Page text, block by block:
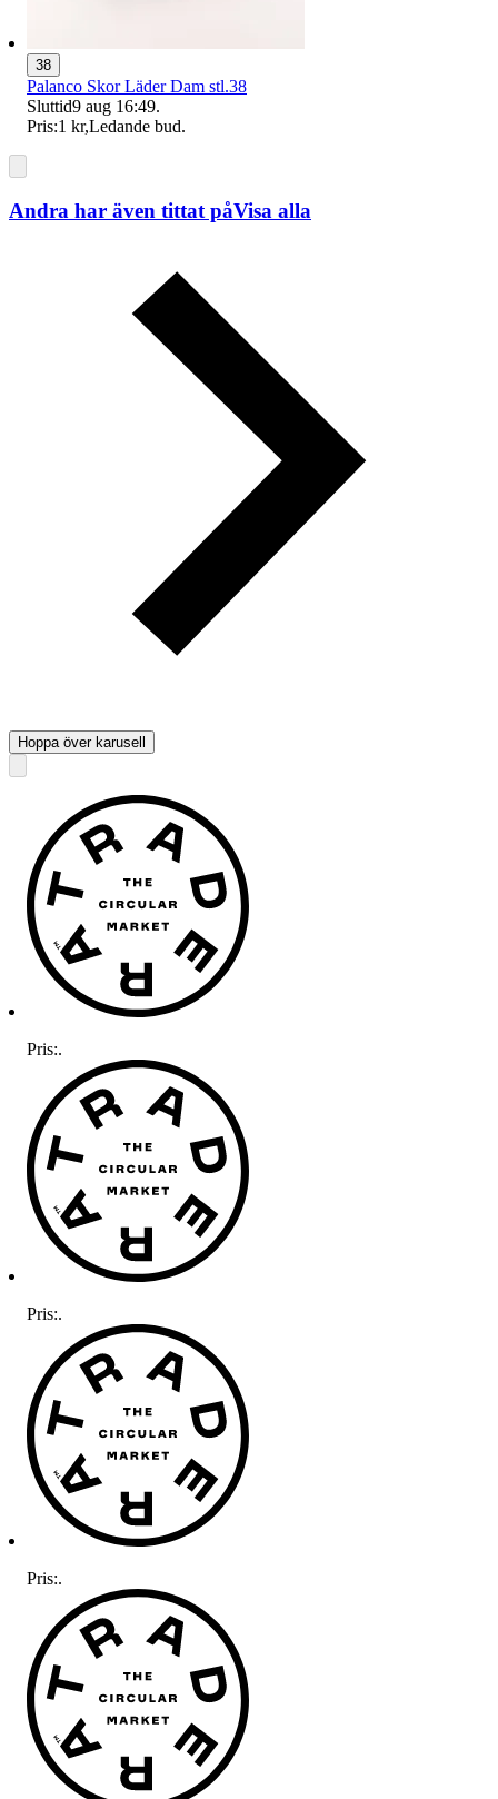
38
Palanco Skor Läder Dam stl.38
Sluttid9 aug 16:49.
Pris:1 kr,Ledande bud.
Andra har även tittat påVisa alla
Hoppa över karusell
Pris:.
Pris:.
Pris:.